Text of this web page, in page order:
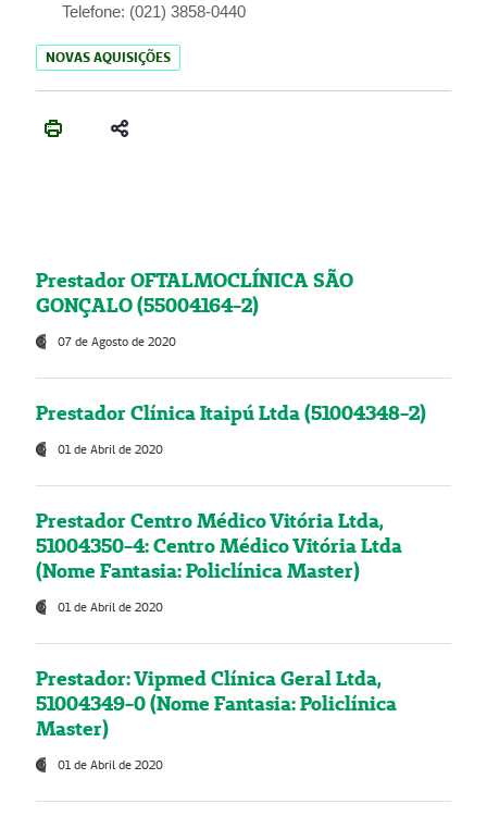
Telefone: (021) 3858-0440
NOVAS AQUISIÇÕES
Prestador OFTALMOCLÍNICA SÃO
GONÇALO (55004164-2)
07 de Agosto de 2020
Prestador Clínica Itaipú Ltda (51004348-2)
01 de Abril de 2020
Prestador Centro Médico Vitória Ltda,
51004350-4: Centro Médico Vitória Ltda
(Nome Fantasia: Policlínica Master)
01 de Abril de 2020
Prestador: Vipmed Clínica Geral Ltda,
51004349-0 (Nome Fantasia: Policlínica
Master)
01 de Abril de 2020